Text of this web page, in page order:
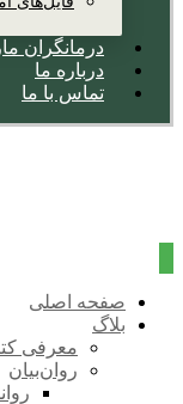
درمانگران
درباره ما
تماس با ما
صفحه اصلی
بلاگ
معرفی
روان‌بیان